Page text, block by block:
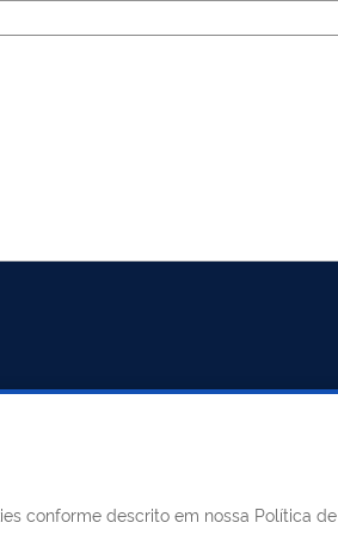
REDES SOCIAIS
conforme descrito em nossa Política de